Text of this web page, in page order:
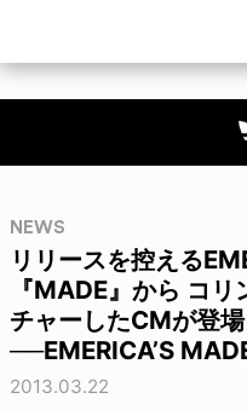
NEWS
リリースを控える
『MADE』から コ
チャーしたCMが登場
──EMERICA’S
2013.03.22